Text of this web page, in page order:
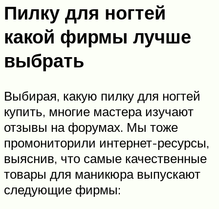
Пилку для ногтей
какой фирмы лучше
выбрать
Выбирая, какую пилку для ногтей
купить, многие мастера изучают
отзывы на форумах. Мы тоже
промониторили интернет-ресурсы,
выяснив, что самые качественные
товары для маникюра выпускают
следующие фирмы: